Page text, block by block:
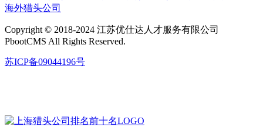
海外猎头公司
Copyright © 2018-2024 江苏优仕达人才服务有限公司
PbootCMS All Rights Reserved.
苏ICP备09044196号